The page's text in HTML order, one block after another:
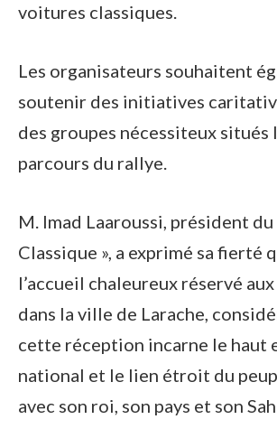
voitures classiques.
Les organisateurs souhaitent
soutenir des initiatives
des groupes nécessiteux situés
parcours du rallye.
M. Imad Laaroussi, président
Classique », a exprimé sa fierté
l’accueil chaleureux réservé
dans la ville de Larache,
cette réception incarne le haut
national et le lien étroit du
avec son roi, son pays et son